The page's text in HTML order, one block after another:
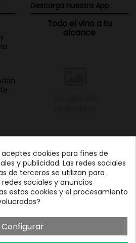
Descarga nuestra App
Todo el vino a tu
alcance
cookies para fines de
y publicidad. Las redes sociales
de terceros se utilizan para
sociales y anuncios
estas cookies y el procesamiento
Configurar